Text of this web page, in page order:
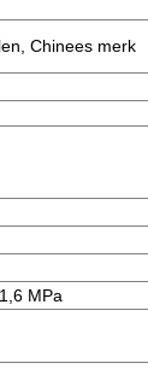
Chinees merk
MPa